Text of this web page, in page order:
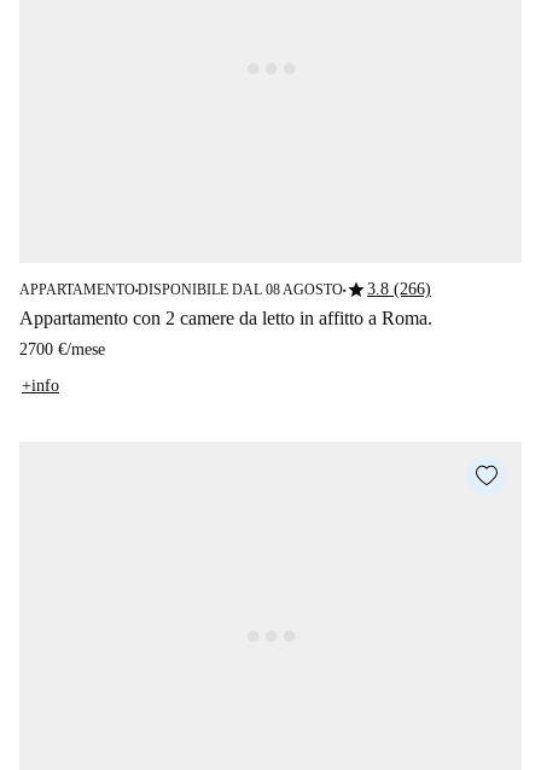
APPARTAMENTO■DISPONIBILE DAL 08 AGOSTO■star3.8 (266)
Appartamento con 2 camere da letto in affitto a Roma.
2700 €/mese
+info